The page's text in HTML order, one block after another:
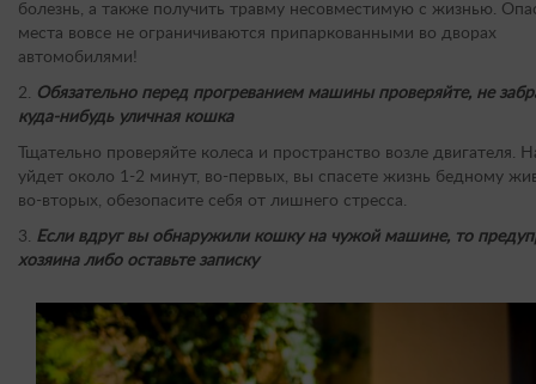
болезнь, а также получить травму несовместимую с жизнью.
места вовсе не ограничиваются припаркованными во дворах
автомобилями!
2. Обязательно перед прогреванием машины проверяйте, не
куда-нибудь уличная кошка
Тщательно проверяйте колеса и пространство возле двигателя.
уйдет около 1-2 минут, во-первых, вы спасете жизнь бедному
во-вторых, обезопасите себя от лишнего стресса.
3. Если вдруг вы обнаружили кошку на чужой машине, то
хозяина либо оставьте записку